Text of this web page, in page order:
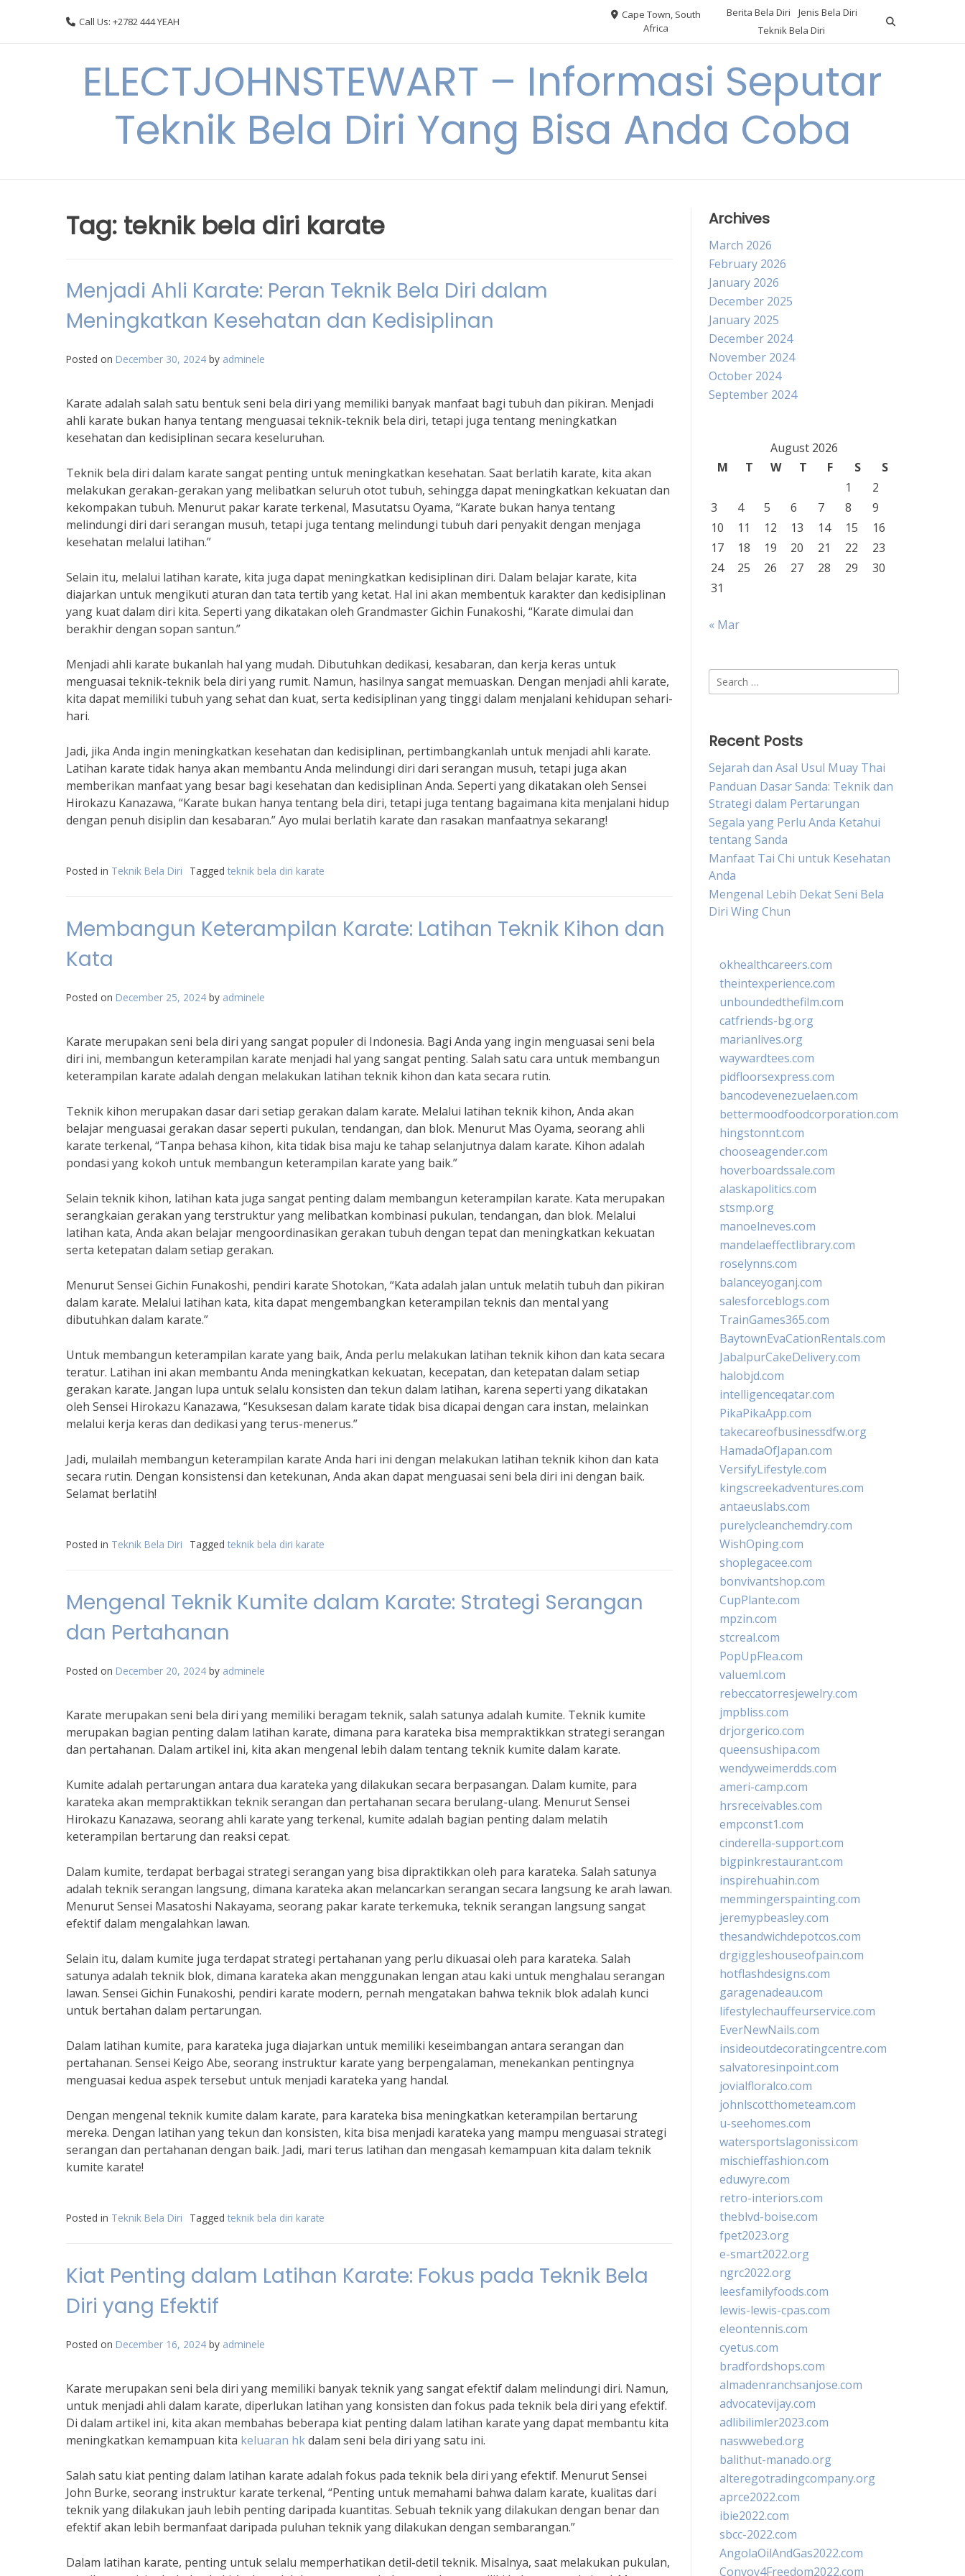
Call Us: +2782 444 YEAH
Cape Town, South
Africa
Berita Bela Diri
Jenis Bela Diri
Teknik Bela Diri
ELECTJOHNSTEWART – Informasi Seputar
Teknik Bela Diri Yang Bisa Anda Coba
Tag: teknik bela diri karate
Menjadi Ahli Karate: Peran Teknik Bela Diri dalam
Meningkatkan Kesehatan dan Kedisiplinan
Posted on December 30, 2024 by adminele
Karate adalah salah satu bentuk seni bela diri yang memiliki banyak manfaat bagi tubuh dan pikiran. Menjadi
ahli karate bukan hanya tentang menguasai teknik-teknik bela diri, tetapi juga tentang meningkatkan
kesehatan dan kedisiplinan secara keseluruhan.
Teknik bela diri dalam karate sangat penting untuk meningkatkan kesehatan. Saat berlatih karate, kita akan
melakukan gerakan-gerakan yang melibatkan seluruh otot tubuh, sehingga dapat meningkatkan kekuatan dan
kekompakan tubuh. Menurut pakar karate terkenal, Masutatsu Oyama, “Karate bukan hanya tentang
melindungi diri dari serangan musuh, tetapi juga tentang melindungi tubuh dari penyakit dengan menjaga
kesehatan melalui latihan.”
Selain itu, melalui latihan karate, kita juga dapat meningkatkan kedisiplinan diri. Dalam belajar karate, kita
diajarkan untuk mengikuti aturan dan tata tertib yang ketat. Hal ini akan membentuk karakter dan kedisiplinan
yang kuat dalam diri kita. Seperti yang dikatakan oleh Grandmaster Gichin Funakoshi, “Karate dimulai dan
berakhir dengan sopan santun.”
Menjadi ahli karate bukanlah hal yang mudah. Dibutuhkan dedikasi, kesabaran, dan kerja keras untuk
menguasai teknik-teknik bela diri yang rumit. Namun, hasilnya sangat memuaskan. Dengan menjadi ahli karate,
kita dapat memiliki tubuh yang sehat dan kuat, serta kedisiplinan yang tinggi dalam menjalani kehidupan sehari-
hari.
Jadi, jika Anda ingin meningkatkan kesehatan dan kedisiplinan, pertimbangkanlah untuk menjadi ahli karate.
Latihan karate tidak hanya akan membantu Anda melindungi diri dari serangan musuh, tetapi juga akan
memberikan manfaat yang besar bagi kesehatan dan kedisiplinan Anda. Seperti yang dikatakan oleh Sensei
Hirokazu Kanazawa, “Karate bukan hanya tentang bela diri, tetapi juga tentang bagaimana kita menjalani hidup
dengan penuh disiplin dan kesabaran.” Ayo mulai berlatih karate dan rasakan manfaatnya sekarang!
Posted in Teknik Bela Diri Tagged teknik bela diri karate
Membangun Keterampilan Karate: Latihan Teknik Kihon dan
Kata
Posted on December 25, 2024 by adminele
Karate merupakan seni bela diri yang sangat populer di Indonesia. Bagi Anda yang ingin menguasai seni bela
diri ini, membangun keterampilan karate menjadi hal yang sangat penting. Salah satu cara untuk membangun
keterampilan karate adalah dengan melakukan latihan teknik kihon dan kata secara rutin.
Teknik kihon merupakan dasar dari setiap gerakan dalam karate. Melalui latihan teknik kihon, Anda akan
belajar menguasai gerakan dasar seperti pukulan, tendangan, dan blok. Menurut Mas Oyama, seorang ahli
karate terkenal, “Tanpa behasa kihon, kita tidak bisa maju ke tahap selanjutnya dalam karate. Kihon adalah
pondasi yang kokoh untuk membangun keterampilan karate yang baik.”
Selain teknik kihon, latihan kata juga sangat penting dalam membangun keterampilan karate. Kata merupakan
serangkaian gerakan yang terstruktur yang melibatkan kombinasi pukulan, tendangan, dan blok. Melalui
latihan kata, Anda akan belajar mengoordinasikan gerakan tubuh dengan tepat dan meningkatkan kekuatan
serta ketepatan dalam setiap gerakan.
Menurut Sensei Gichin Funakoshi, pendiri karate Shotokan, “Kata adalah jalan untuk melatih tubuh dan pikiran
dalam karate. Melalui latihan kata, kita dapat mengembangkan keterampilan teknis dan mental yang
dibutuhkan dalam karate.”
Untuk membangun keterampilan karate yang baik, Anda perlu melakukan latihan teknik kihon dan kata secara
teratur. Latihan ini akan membantu Anda meningkatkan kekuatan, kecepatan, dan ketepatan dalam setiap
gerakan karate. Jangan lupa untuk selalu konsisten dan tekun dalam latihan, karena seperti yang dikatakan
oleh Sensei Hirokazu Kanazawa, “Kesuksesan dalam karate tidak bisa dicapai dengan cara instan, melainkan
melalui kerja keras dan dedikasi yang terus-menerus.”
Jadi, mulailah membangun keterampilan karate Anda hari ini dengan melakukan latihan teknik kihon dan kata
secara rutin. Dengan konsistensi dan ketekunan, Anda akan dapat menguasai seni bela diri ini dengan baik.
Selamat berlatih!
Posted in Teknik Bela Diri Tagged teknik bela diri karate
Mengenal Teknik Kumite dalam Karate: Strategi Serangan
dan Pertahanan
Posted on December 20, 2024 by adminele
Karate merupakan seni bela diri yang memiliki beragam teknik, salah satunya adalah kumite. Teknik kumite
merupakan bagian penting dalam latihan karate, dimana para karateka bisa mempraktikkan strategi serangan
dan pertahanan. Dalam artikel ini, kita akan mengenal lebih dalam tentang teknik kumite dalam karate.
Kumite adalah pertarungan antara dua karateka yang dilakukan secara berpasangan. Dalam kumite, para
karateka akan mempraktikkan teknik serangan dan pertahanan secara berulang-ulang. Menurut Sensei
Hirokazu Kanazawa, seorang ahli karate yang terkenal, kumite adalah bagian penting dalam melatih
keterampilan bertarung dan reaksi cepat.
Dalam kumite, terdapat berbagai strategi serangan yang bisa dipraktikkan oleh para karateka. Salah satunya
adalah teknik serangan langsung, dimana karateka akan melancarkan serangan secara langsung ke arah lawan.
Menurut Sensei Masatoshi Nakayama, seorang pakar karate terkemuka, teknik serangan langsung sangat
efektif dalam mengalahkan lawan.
Selain itu, dalam kumite juga terdapat strategi pertahanan yang perlu dikuasai oleh para karateka. Salah
satunya adalah teknik blok, dimana karateka akan menggunakan lengan atau kaki untuk menghalau serangan
lawan. Sensei Gichin Funakoshi, pendiri karate modern, pernah mengatakan bahwa teknik blok adalah kunci
untuk bertahan dalam pertarungan.
Dalam latihan kumite, para karateka juga diajarkan untuk memiliki keseimbangan antara serangan dan
pertahanan. Sensei Keigo Abe, seorang instruktur karate yang berpengalaman, menekankan pentingnya
menguasai kedua aspek tersebut untuk menjadi karateka yang handal.
Dengan mengenal teknik kumite dalam karate, para karateka bisa meningkatkan keterampilan bertarung
mereka. Dengan latihan yang tekun dan konsisten, kita bisa menjadi karateka yang mampu menguasai strategi
serangan dan pertahanan dengan baik. Jadi, mari terus latihan dan mengasah kemampuan kita dalam teknik
kumite karate!
Posted in Teknik Bela Diri Tagged teknik bela diri karate
Kiat Penting dalam Latihan Karate: Fokus pada Teknik Bela
Diri yang Efektif
Posted on December 16, 2024 by adminele
Karate merupakan seni bela diri yang memiliki banyak teknik yang sangat efektif dalam melindungi diri. Namun,
untuk menjadi ahli dalam karate, diperlukan latihan yang konsisten dan fokus pada teknik bela diri yang efektif.
Di dalam artikel ini, kita akan membahas beberapa kiat penting dalam latihan karate yang dapat membantu kita
meningkatkan kemampuan kita keluaran hkdalam seni bela diri yang satu ini.
Salah satu kiat penting dalam latihan karate adalah fokus pada teknik bela diri yang efektif. Menurut Sensei
John Burke, seorang instruktur karate terkenal, “Penting untuk memahami bahwa dalam karate, kualitas dari
teknik yang dilakukan jauh lebih penting daripada kuantitas. Sebuah teknik yang dilakukan dengan benar dan
efektif akan lebih bermanfaat daripada puluhan teknik yang dilakukan dengan sembarangan.”
Dalam latihan karate, penting untuk selalu memperhatikan detil-detil teknik. Misalnya, saat melakukan pukulan,
Archives
March 2026
February 2026
January 2026
December 2025
January 2025
December 2024
November 2024
October 2024
September 2024
August 2026
M
T W T F S
S
1
2
3
4 5 6 7 8
9
10
11 12 13 14 15
16
17
18 19 20 21 22
23
24
25 26 27 28 29
30
31
« Mar
Search
for:
Recent Posts
Sejarah dan Asal Usul Muay Thai
Panduan Dasar Sanda: Teknik dan
Strategi dalam Pertarungan
Segala yang Perlu Anda Ketahui
tentang Sanda
Manfaat Tai Chi untuk Kesehatan
Anda
Mengenal Lebih Dekat Seni Bela
Diri Wing Chun
okhealthcareers.com
theintexperience.com
unboundedthefilm.com
catfriends-bg.org
marianlives.org
waywardtees.com
pidfloorsexpress.com
bancodevenezuelaen.com
bettermoodfoodcorporation.com
hingstonnt.com
chooseagender.com
hoverboardssale.com
alaskapolitics.com
stsmp.org
manoelneves.com
mandelaeffectlibrary.com
roselynns.com
balanceyoganj.com
salesforceblogs.com
TrainGames365.com
BaytownEvaCationRentals.com
JabalpurCakeDelivery.com
halobjd.com
intelligenceqatar.com
PikaPikaApp.com
takecareofbusinessdfw.org
HamadaOfJapan.com
VersifyLifestyle.com
kingscreekadventures.com
antaeuslabs.com
purelycleanchemdry.com
WishOping.com
shoplegacee.com
bonvivantshop.com
CupPlante.com
mpzin.com
stcreal.com
PopUpFlea.com
valueml.com
rebeccatorresjewelry.com
jmpbliss.com
drjorgerico.com
queensushipa.com
wendyweimerdds.com
ameri-camp.com
hrsreceivables.com
empconst1.com
cinderella-support.com
bigpinkrestaurant.com
inspirehuahin.com
memmingerspainting.com
jeremypbeasley.com
thesandwichdepotcos.com
drgiggleshouseofpain.com
hotflashdesigns.com
garagenadeau.com
lifestylechauffeurservice.com
EverNewNails.com
insideoutdecoratingcentre.com
salvatoresinpoint.com
jovialfloralco.com
johnlscotthometeam.com
u-seehomes.com
watersportslagonissi.com
mischieffashion.com
eduwyre.com
retro-interiors.com
theblvd-boise.com
fpet2023.org
e-smart2022.org
ngrc2022.org
leesfamilyfoods.com
lewis-lewis-cpas.com
eleontennis.com
cyetus.com
bradfordshops.com
almadenranchsanjose.com
advocatevijay.com
adlibilimler2023.com
naswwebed.org
balithut-manado.org
alteregotradingcompany.org
aprce2022.com
ibie2022.com
sbcc-2022.com
AngolaOilAndGas2022.com
Convoy4Freedom2022.com